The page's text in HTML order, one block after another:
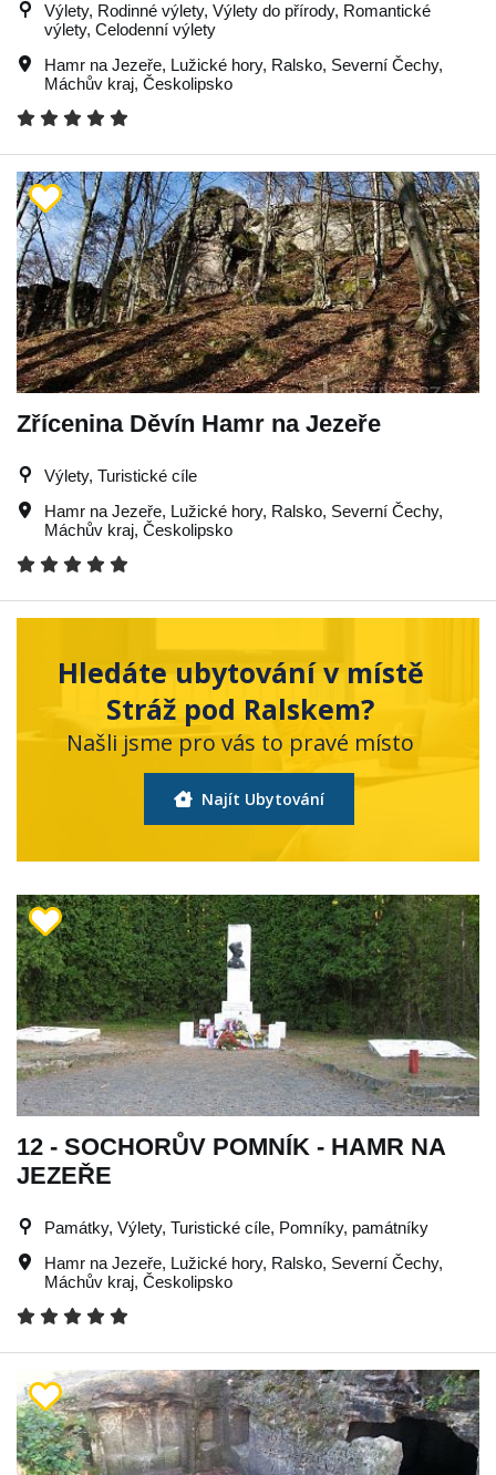
Výlety, Rodinné výlety, Výlety do přírody, Romantické
výlety, Celodenní výlety
Hamr na Jezeře, Lužické hory, Ralsko, Severní Čechy,
Máchův kraj, Českolipsko
Zřícenina Děvín Hamr na Jezeře
Výlety, Turistické cíle
Hamr na Jezeře, Lužické hory, Ralsko, Severní Čechy,
Máchův kraj, Českolipsko
Hledáte ubytování v místě
Stráž pod Ralskem?
Našli jsme pro vás to pravé místo
Najít Ubytování
12 - SOCHORŮV POMNÍK - HAMR NA
JEZEŘE
Památky, Výlety, Turistické cíle, Pomníky, památníky
Hamr na Jezeře, Lužické hory, Ralsko, Severní Čechy,
Máchův kraj, Českolipsko